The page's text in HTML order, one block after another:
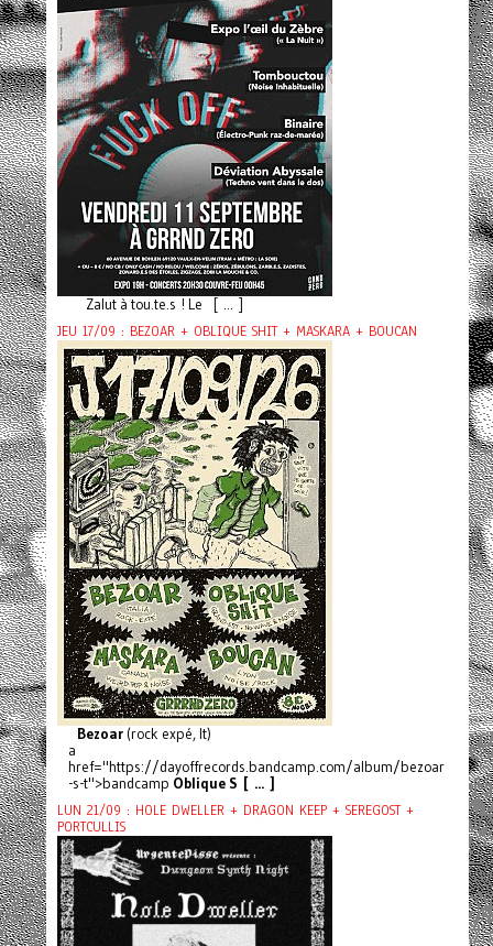
Zalut à tou.te.s ! Le [ ... ]
JEU 17/09 : BEZOAR + OBLIQUE SHIT + MASKARA + BOUCAN
Bezoar(rock expé, It)
a
href="https://dayoffrecords.bandcamp.com/album/bezoar
-s-t">bandcamp Oblique S [ ... ]
LUN 21/09 : HOLE DWELLER + DRAGON KEEP + SEREGOST +
PORTCULLIS